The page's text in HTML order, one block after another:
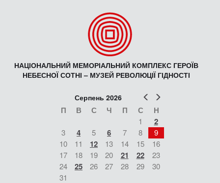
НАЦІОНАЛЬНИЙ МЕМОРІАЛЬНИЙ КОМПЛЕКС ГЕРОЇВ
НЕБЕСНОЇ СОТНІ – МУЗЕЙ РЕВОЛЮЦІЇ ГІДНОСТІ
Попер
Серпень 2026
П В С Ч П С Н
1 2
3 4 5 6 7 8
9
10
11 12 13 14 15
16
17
18 19 20 21 22
23
24
25 26 27 28 29
30
31